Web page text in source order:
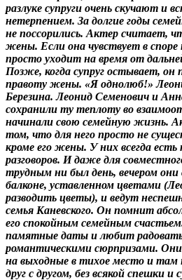
разлуке супруги очень скучают и
нетерпением. За долгие годы
не поссорились. Актер считает,
жены. Если она чувствует в
просто уходит на время от
Позже, когда супруг остывает,
правоту жены. «Я однолюб!»
Березина. Леонид Семенович и
сохранили ту теплоту во
начинали свою семейную жизнь.
том, что для него просто не
кроме его жены. У них всегда
разговоров. И даже для
трудным ни был день, вечером они
балконе, уставленном цветами
разводить цветы), и ведут
семья Каневского. Он помнит
его спокойным семейным
памятные даты и любит радовать
романтическими сюрпризами.
на выходные в тихое место и
друг с другом, без всякой спешки